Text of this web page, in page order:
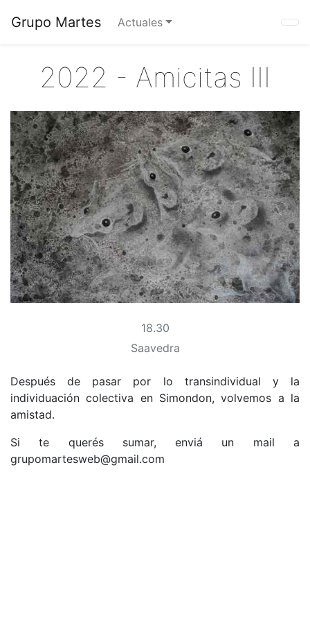
Grupo Martes Actuales
2022 - Amicitas III
18.30
Saavedra
Después de pasar por lo transindividual y la
individuación colectiva en Simondon, volvemos a la
amistad.
Si te querés sumar, enviá un mail a
grupomartesweb@gmail.com